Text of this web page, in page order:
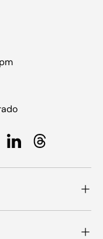
LinkedInThreads